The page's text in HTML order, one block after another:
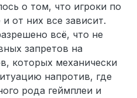
о том, что игроки по
от них все зависит.
всё, что не
запретов на
которых механически
напротив, где
рода геймплеи и